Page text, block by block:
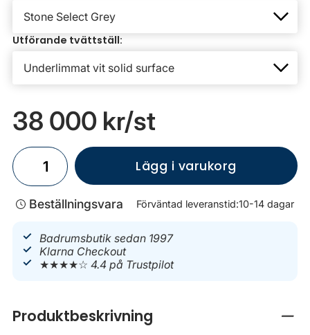
Utförande tvättställ:
38 000 kr/st
Lägg i varukorg
Beställningsvara Förväntad leveranstid:10-14 dagar
Badrumsbutik sedan 1997
Klarna Checkout
★★★★☆4.4 på Trustpilot
Produktbeskrivning